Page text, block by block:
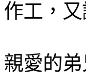
作工，
親愛的